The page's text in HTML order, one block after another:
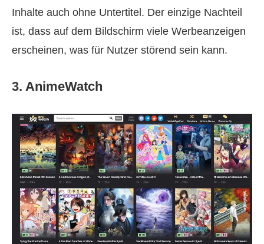
Inhalte auch ohne Untertitel. Der einzige Nachteil
ist, dass auf dem Bildschirm viele Werbeanzeigen
erscheinen, was für Nutzer störend sein kann.
3. AnimeWatch